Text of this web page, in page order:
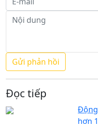
Đọc tiếp
hơn